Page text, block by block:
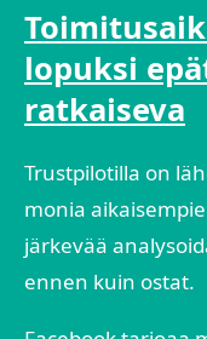
lopuksi
ratkaiseva
Trustpilotilla on
monia
järkevää
ennen kuin ostat.